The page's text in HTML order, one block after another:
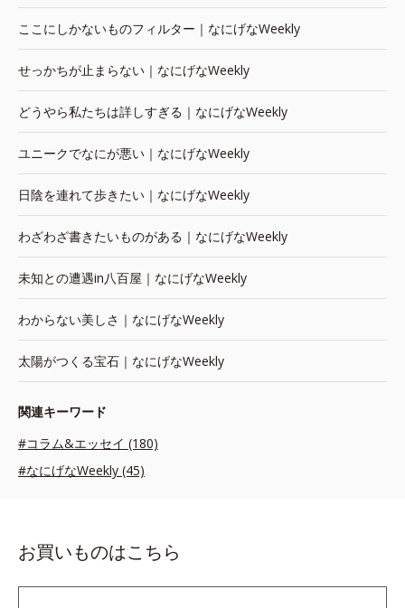
ここにしかないものフィルター｜なにげなWeekly
せっかちが止まらない｜なにげなWeekly
どうやら私たちは詳しすぎる｜なにげなWeekly
ユニークでなにが悪い｜なにげなWeekly
日陰を連れて歩きたい｜なにげなWeekly
わざわざ書きたいものがある｜なにげなWeekly
未知との遭遇in八百屋｜なにげなWeekly
わからない美しさ｜なにげなWeekly
太陽がつくる宝石｜なにげなWeekly
関連キーワード
#コラム&エッセイ (180)
#なにげなWeekly (45)
お買いものはこちら